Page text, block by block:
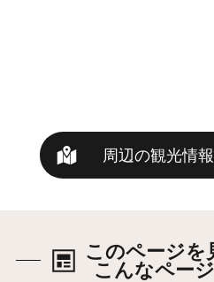
周辺の観光情
このページを
こんなペー